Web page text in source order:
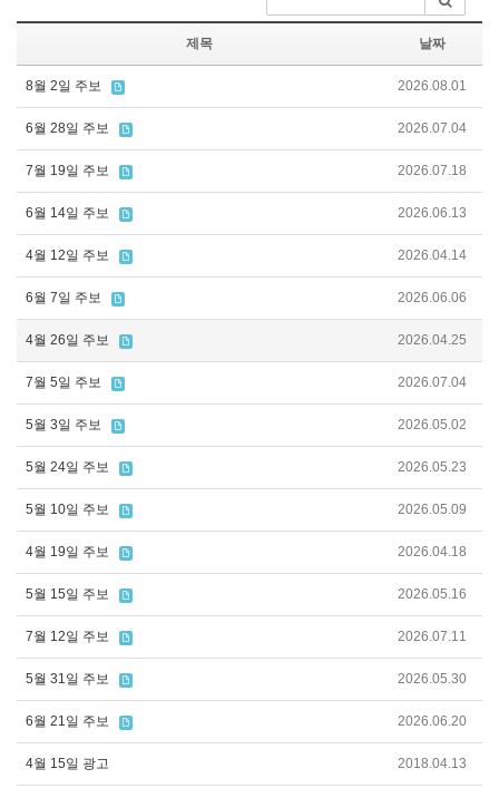
제목 날짜
8월 2일 주보 2026.08.01
6월 28일 주보 2026.07.04
7월 19일 주보 2026.07.18
6월 14일 주보 2026.06.13
4월 12일 주보 2026.04.14
6월 7일 주보 2026.06.06
4월 26일 주보 2026.04.25
7월 5일 주보 2026.07.04
5월 3일 주보 2026.05.02
5월 24일 주보 2026.05.23
5월 10일 주보 2026.05.09
4월 19일 주보 2026.04.18
5월 15일 주보 2026.05.16
7월 12일 주보 2026.07.11
5월 31일 주보 2026.05.30
6월 21일 주보 2026.06.20
4월 15일 광고 2018.04.13